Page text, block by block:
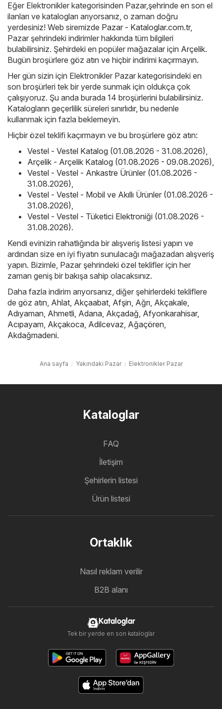
Eğer Elektronikler kategorisinden Pazar,şehrinde en son el
ilanları ve katalogları arıyorsanız, o zaman doğru
yerdesiniz! Web siremizde Pazar - Kataloglar.com.tr,
Pazar şehrindeki indirimler hakkında tüm bilgileri
bulabilirsiniz. Şehirdeki en popüler mağazalar için Arçelik.
Bugün broşürlere göz atın ve hiçbir indirimi kaçırmayın.
Her gün sizin için Elektronikler Pazar kategorisindeki en
son broşürleri tek bir yerde sunmak için oldukça çok
çalışıyoruz. Şu anda burada 14 broşürlerini bulabilirsiniz.
Katalogların geçerlilik süreleri sınırlıdır, bu nedenle
kullanmak için fazla beklemeyin.
Hiçbir özel teklifi kaçırmayın ve bu broşürlere göz atın:
Vestel - Vestel Katalog (01.08.2026 - 31.08.2026),
Arçelik - Arçelik Katalog (01.08.2026 - 09.08.2026),
Vestel - Vestel - Ankastre Ürünler (01.08.2026 -
31.08.2026),
Vestel - Vestel - Mobil ve Akıllı Ürünler (01.08.2026 -
31.08.2026),
Vestel - Vestel - Tüketici Elektroniği (01.08.2026 -
31.08.2026).
Kendi evinizin rahatlığında bir alışveriş listesi yapın ve
ardından size en iyi fiyatın sunulacağı mağazadan alışveriş
yapın. Bizimle, Pazar şehrindeki özel teklifler için her
zaman geniş bir bakışa sahip olacaksınız.
Daha fazla indirim arıyorsanız, diğer şehirlerdeki tekliflere
de göz atın, Ahlat, Akçaabat, Afşin, Ağrı, Akçakale,
Adıyaman, Ahmetli, Adana, Akçadağ, Afyonkarahisar,
Acıpayam, Akçakoca, Adilcevaz, Ağaçören,
Akdağmadeni.
Ana sayfa Yakındaki Pazar Elektronikler Pazar
Kataloglar
FAQ
İletişim
Şehirlerin listesi
Ürün listesi
Ortaklık
Nasıl reklam verilir
B2B alanı
Kataloglar
Tek bir yerde en son kataloglar